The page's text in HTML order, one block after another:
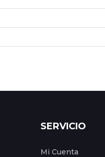
SERVICIO
Mi Cuenta